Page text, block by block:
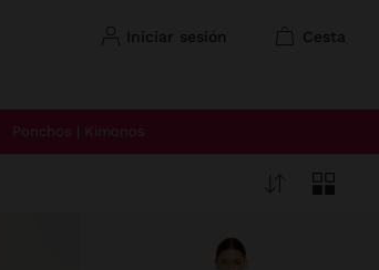
iniciar sesión cesta
Ponchos | Kimonos